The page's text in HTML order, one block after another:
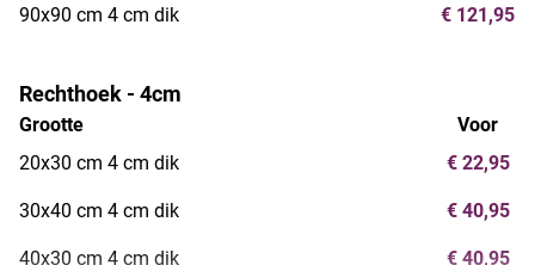
90x90 cm 4 cm dik € 121,95
Rechthoek - 4cm
Grootte
20x30 cm 4 cm dik
30x40 cm 4 cm dik
40x30 cm 4 cm dik
Voor
€ 22,95
€ 40,95
€ 40,95